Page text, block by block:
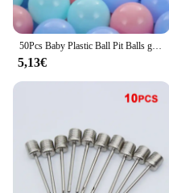
50Pcs Baby Plastic Ball Pit Balls giocattoli per bambini giochi all'aperto per interni piscina d'acqua Ocean Wave Balls giocattoli sportivi per bambini per ragazzi e ragazze
5,13€